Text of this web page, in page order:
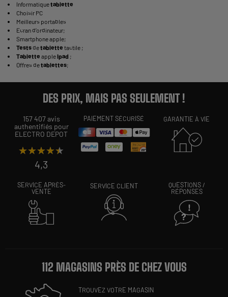
Informatiquetablette
Choisir PC
Meilleurs portables
Ecran d’ordinateur;
Smartphone apple;
Testsdetablette tactile ;
Tablette appleIpad ;
Offres detablettes;
DES PRIX, MAIS PAS SEULEMENT !
157 407 avis
authentifiés pour
ELECTRO DEPOT
★★★★★
★★★★★
4,3
PAIEMENT SÉCURISÉ GARANTIE À VIE
SERVICE APRÈS-
VENTE
SERVICE CLIENT
QUESTIONS /
RÉPONSES
112 MAGASINS PRÈS DE CHEZ VOUS
TROUVEZ VOTRE MAGASIN